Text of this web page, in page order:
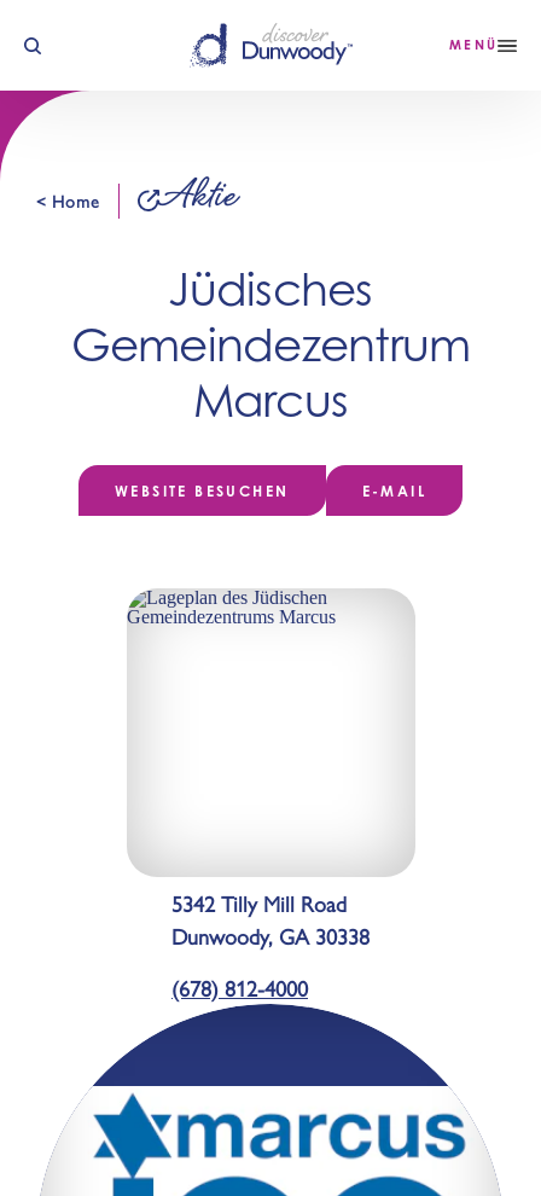
Zum Inhalt springen MENÜ
< Home Aktie
Jüdisches
Gemeindezentrum
Marcus
WEBSITE BESUCHEN E-MAIL
5342 Tilly Mill Road
Dunwoody, GA 30338
(678) 812-4000